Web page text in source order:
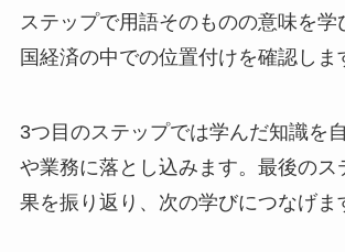
ステップで用語そのものの意味を学
国経済の中での位置付けを確認しま
3つ目のステップでは学んだ知識を
や業務に落とし込みます。最後のス
果を振り返り、次の学びにつなげま